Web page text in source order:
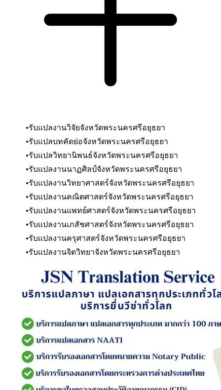
รับแปลงานวิจัยจังหวัดพระนครศรีอยุธยา
รับแปลบทคัดย่อจังหวัดพระนครศรีอยุธยา
รับแปลวิทยานิพนธ์จังหวัดพระนครศรีอยุธยา
รับแปลงานนาฏศิลป์จังหวัดพระนครศรีอยุธยา
รับแปลงานวิทยาศาสตร์จังหวัดพระนครศรีอยุธยา
รับแปลงานคณิตศาสตร์จังหวัดพระนครศรีอยุธยา
รับแปลงานแพทย์ศาสตร์จังหวัดพระนครศรีอยุธยา
รับแปลงานเภสัชศาสตร์จังหวัดพระนครศรีอยุธยา
รับแปลงานครุศาสตร์จังหวัดพระนครศรีอยุธยา
รับแปลงานจิตวิทยาจังหวัดพระนครศรีอยุธยา